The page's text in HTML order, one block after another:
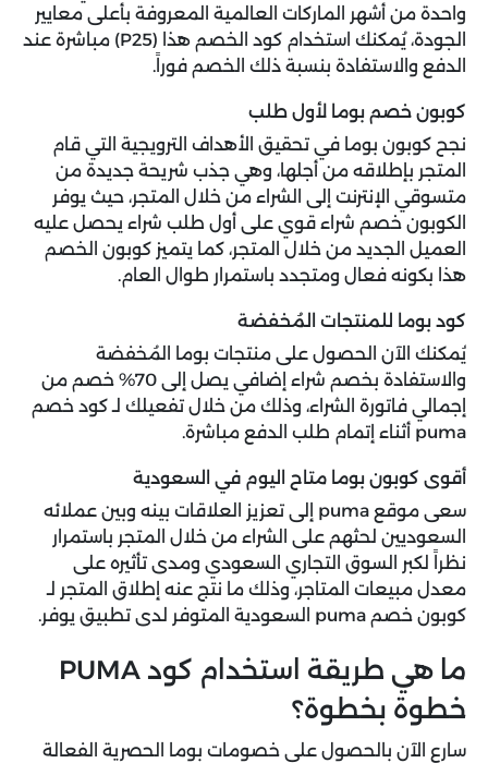
واحدة من أشهر الماركات العالمية المعروفة بأعلى معايير
الجودة، يُمكنك استخدام كود الخصم هذا (P25) مباشرة عند
الدفع والاستفادة بنسبة ذلك الخصم فوراً.
كوبون خصم بوما لأول طلب
نجح كوبون بوما في تحقيق الأهداف الترويجية التي قام
المتجر بإطلاقه من أجلها، وهي جذب شريحة جديدة من
متسوقي الإنترنت إلى الشراء من خلال المتجر، حيث يوفر
الكوبون خصم شراء قوي على أول طلب شراء يحصل عليه
العميل الجديد من خلال المتجر، كما يتميز كوبون الخصم
هذا بكونه فعال ومتجدد باستمرار طوال العام.
كود بوما للمنتجات المُخفضة
يُمكنك الآن الحصول على منتجات بوما المُخفضة
والاستفادة بخصم شراء إضافي يصل إلى 70% خصم من
إجمالي فاتورة الشراء، وذلك من خلال تفعيلك لـ كود خصم
puma أثناء إتمام طلب الدفع مباشرة.
أقوى كوبون بوما متاح اليوم في السعودية
سعى موقع puma إلى تعزيز العلاقات بينه وبين عملائه
السعوديين لحثهم على الشراء من خلال المتجر باستمرار
نظراً لكبر السوق التجاري السعودي ومدى تأثيره على
معدل مبيعات المتاجر، وذلك ما نتج عنه إطلاق المتجر لـ
كوبون خصم puma السعودية المتوفر لدى تطبيق يوفر.
ما هي طريقة استخدام كود PUMA
خطوة بخطوة؟
سارع الآن بالحصول على خصومات بوما الحصرية الفعالة